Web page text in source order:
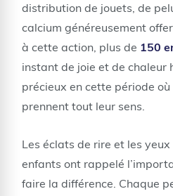
distribution de jouets, de
calcium généreusement
à cette action, plus de 150
instant de joie et de chaleur
précieux en cette période
prennent tout leur sens.
Les éclats de rire et les
enfants ont rappelé
faire la différence. Chaque